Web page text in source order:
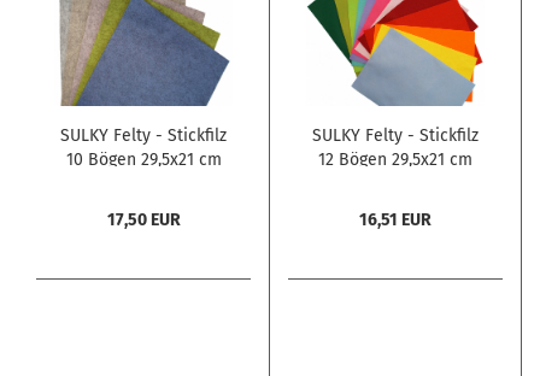
SULKY Felty - Stickfilz
10 Bögen 29,5x21 cm
17,50 EUR
SULKY Felty - Stickfilz
12 Bögen 29,5x21 cm
16,51 EUR